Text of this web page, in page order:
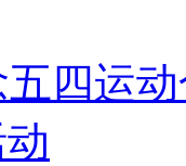
五四运